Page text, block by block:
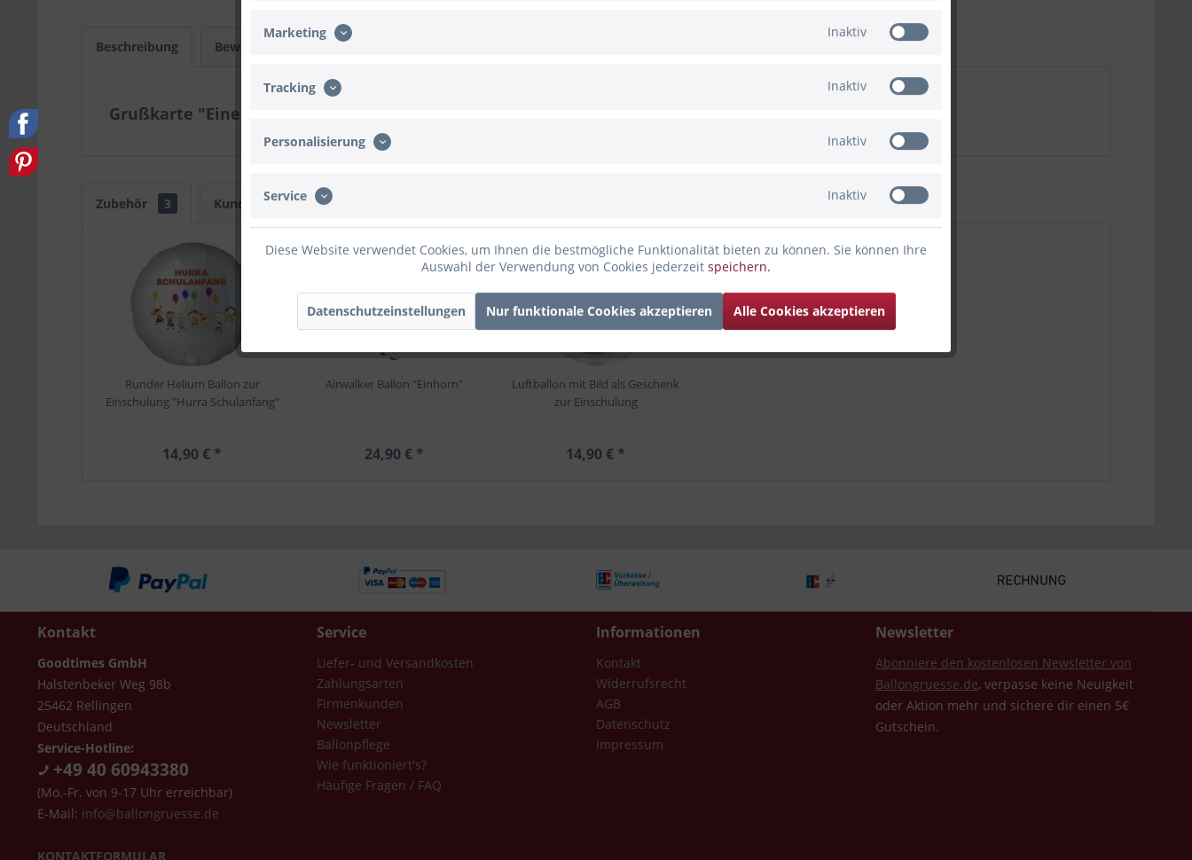
Beschreibung Bewertungen
Grußkarte "Einen Märchenhaft schönen Schulstart"
Zubehör 3 Kunden kauften auch
Runder Helium Ballon zur
Einschulung "Hurra Schulanfang"
14,90 € *
Airwalker Ballon "Einhorn"
24,90 € *
Luftballon mit Bild als Geschenk
zur Einschulung
14,90 € *
Kontakt
Goodtimes GmbH
Halstenbeker Weg 98b
25462 Rellingen
Deutschland
Service-Hotline:
+49 40 60943380
(Mo.-Fr. von 9-17 Uhr erreichbar)
E-Mail: info@ballongruesse.de
KONTAKTFORMULAR
Service
Liefer- und Versandkosten
Zahlungsarten
Firmenkunden
Newsletter
Ballonpflege
Wie funktioniert's?
Häufige Fragen / FAQ
Informationen
Kontakt
Widerrufsrecht
AGB
Datenschutz
Impressum
Newsletter
Abonniere den kostenlosen Newsletter von
Ballongruesse.de, verpasse keine Neuigkeit
oder Aktion mehr und sichere dir einen 5€
Gutschein.
Marketing Inaktiv
Tracking Inaktiv
Personalisierung Inaktiv
Service Inaktiv
Diese Website verwendet Cookies, um Ihnen die bestmögliche Funktionalität bieten zu können. Sie können Ihre
Auswahl der Verwendung von Cookies jederzeit speichern.
Datenschutzeinstellungen Nur funktionale Cookies akzeptieren Alle Cookies akzeptieren